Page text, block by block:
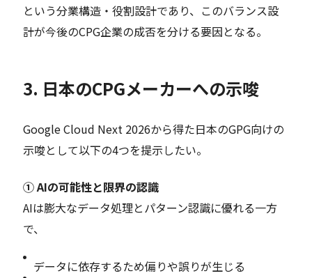
という分業構造・役割設計であり、このバランス設
計が今後のCPG企業の成否を分ける要因となる。
3. 日本のCPGメーカーへの示唆
Google Cloud Next 2026から得た日本のGPG向けの
示唆として以下の4つを提示したい。
① AIの可能性と限界の認識
AIは膨大なデータ処理とパターン認識に優れる一方
で、
データに依存するため偏りや誤りが生じる